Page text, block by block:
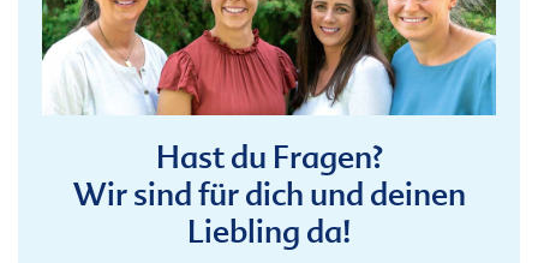
Hast du Fragen?
Wir sind für dich und deinen
Liebling da!